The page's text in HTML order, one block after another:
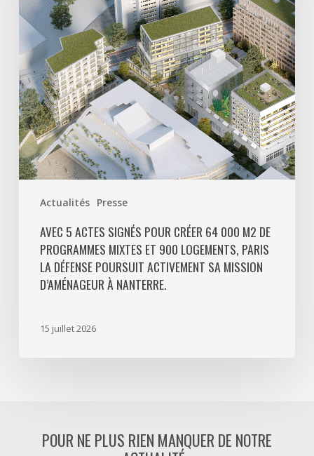
Actualités Presse
créer
000
m2
de
programmes
mixtes
et
900
logements,
Défense
poursuit
activement
AVEC 5 ACTES SIGNÉS POUR CRÉER 64 000 M2 DE
PROGRAMMES MIXTES ET 900 LOGEMENTS, PARIS
LA DÉFENSE POURSUIT ACTIVEMENT SA MISSION
D’AMÉNAGEUR À NANTERRE.
15 juillet 2026
POUR NE PLUS RIEN MANQUER DE NOTRE